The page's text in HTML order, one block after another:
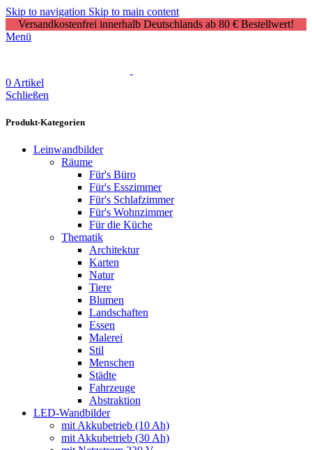
Skip to navigation Skip to main content
Versandkostenfrei innerhalb Deutschlands ab 80 € Bestellwert!
Menü
0 Artikel
Schließen
Produkt-Kategorien
Leinwandbilder
Räume
Für's Büro
Für's Esszimmer
Für's Schlafzimmer
Für's Wohnzimmer
Für die Küche
Thematik
Architektur
Karten
Natur
Tiere
Blumen
Landschaften
Essen
Malerei
Stil
Menschen
Städte
Fahrzeuge
Abstraktion
LED-Wandbilder
mit Akkubetrieb (10 Ah)
mit Akkubetrieb (30 Ah)